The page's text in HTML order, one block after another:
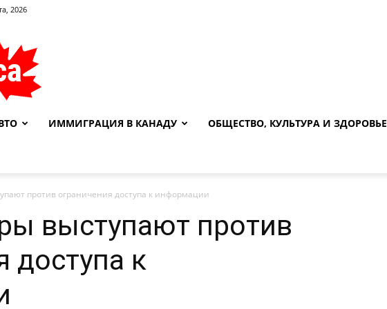
2026
ИММИГРАЦИЯ В КАНАДУ ОБЩЕСТВО, КУЛЬТУРА И ЗДОРОВЬЕ
против ограничения доступа к информации
выступают против
доступа к